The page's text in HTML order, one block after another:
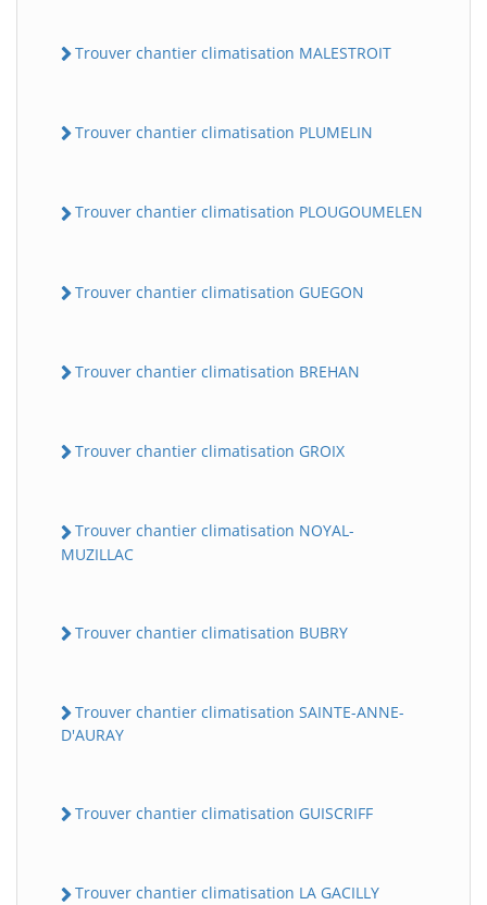
Trouver chantier climatisation MALESTROIT
Trouver chantier climatisation PLUMELIN
Trouver chantier climatisation PLOUGOUMELEN
Trouver chantier climatisation GUEGON
Trouver chantier climatisation BREHAN
Trouver chantier climatisation GROIX
Trouver chantier climatisation NOYAL-
MUZILLAC
Trouver chantier climatisation BUBRY
Trouver chantier climatisation SAINTE-ANNE-
D'AURAY
Trouver chantier climatisation GUISCRIFF
Trouver chantier climatisation LA GACILLY